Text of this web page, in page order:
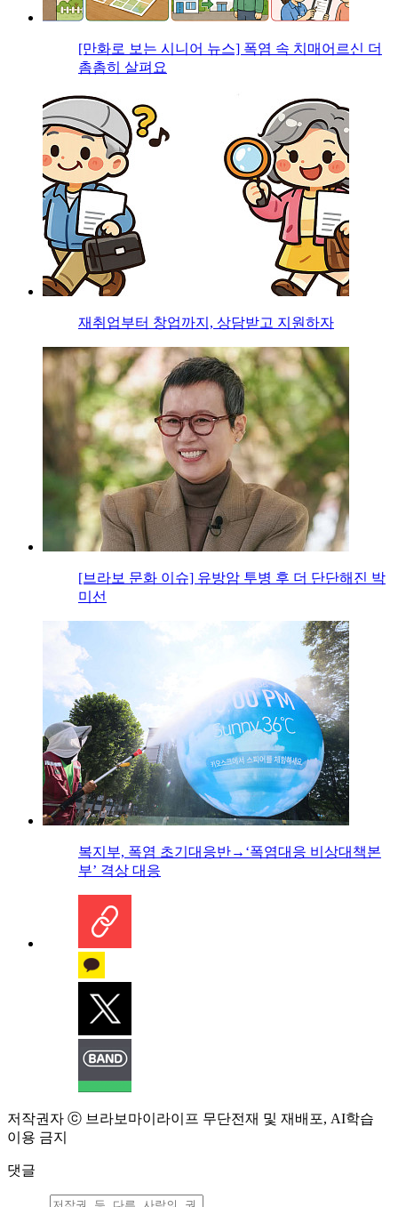
[만화로 보는 시니어 뉴스] 폭염 속 치매어르신 더
촘촘히 살펴요
재취업부터 창업까지, 상담받고 지원하자
[브라보 문화 이슈] 유방암 투병 후 더 단단해진 박
미선
복지부, 폭염 초기대응반→‘폭염대응 비상대책본
부’ 격상 대응
저작권자 ⓒ 브라보마이라이프 무단전재 및 재배포, AI학습
이용 금지
댓글